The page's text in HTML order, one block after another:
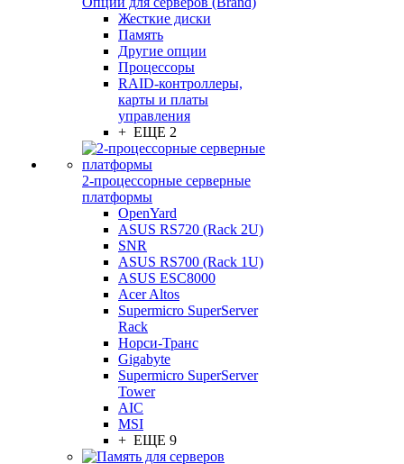
Жесткие диски
Память
Другие опции
Процессоры
RAID-контроллеры,
карты и платы
управления
+ ЕЩЕ 2
2-процессорные серверные
платформы
OpenYard
ASUS RS720 (Rack 2U)
SNR
ASUS RS700 (Rack 1U)
ASUS ESC8000
Acer Altos
Supermicro SuperServer
Rack
Норси-Транс
Gigabyte
Supermicro SuperServer
Tower
AIC
MSI
+ ЕЩЕ 9